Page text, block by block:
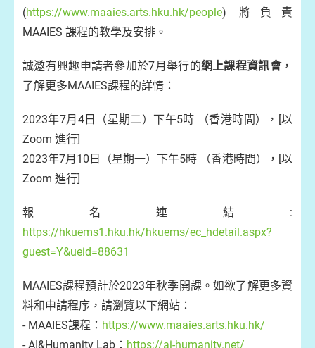
(https://www.maaies.arts.hku.hk/people) 將負責
MAAIES 課程的教學及安排。
誠邀有興趣申請者參加於7月舉行的網上課程資訊會，
了解更多MAAIES課程的詳情：
2023年7月4日（星期二）下午5時 （香港時間），[以
Zoom 進行]
2023年7月10日（星期一）下午5時 （香港時間），[以
Zoom 進行]
報名連結:
https://hkuems1.hku.hk/hkuems/ec_hdetail.aspx?
guest=Y&ueid=88631
MAAIES課程預計於2023年秋季開課。如欲了解更多資
料和申請程序，請瀏覽以下網站：
- MAAIES課程： https://www.maaies.arts.hku.hk/
- AI&Humanity Lab： https://ai-humanity.net/